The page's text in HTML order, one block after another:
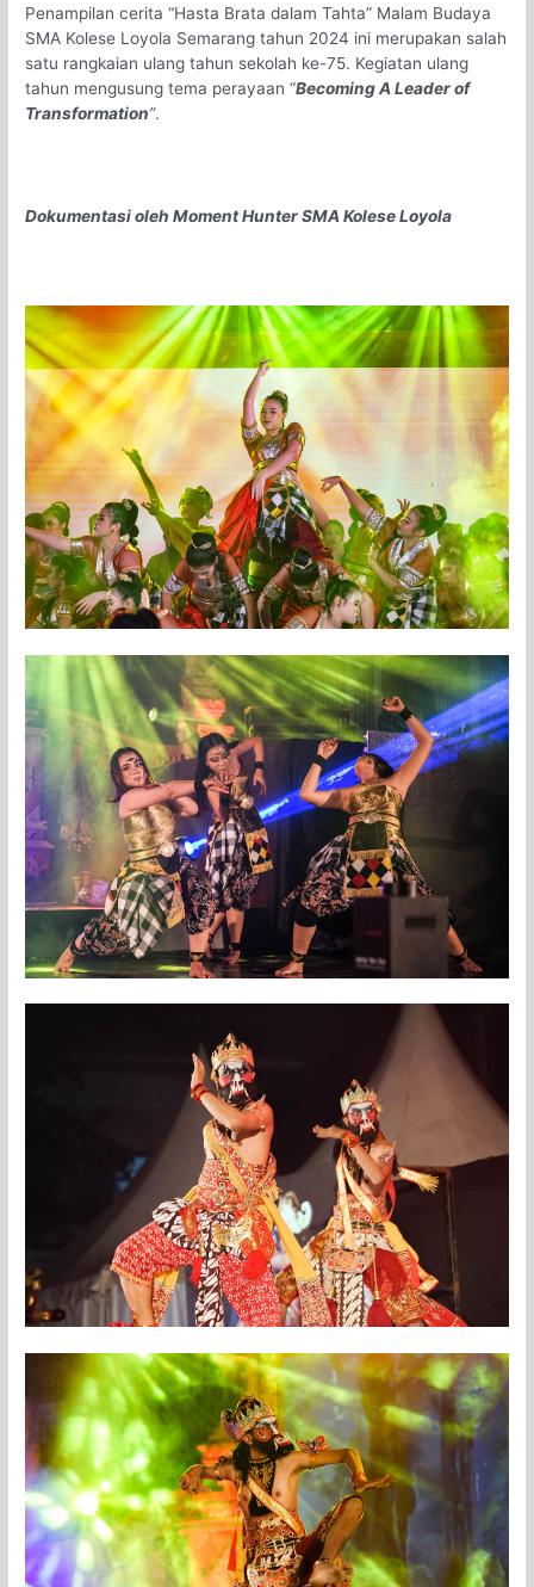
Penampilan cerita “Hasta Brata dalam Tahta” Malam Budaya
SMA Kolese Loyola Semarang tahun 2024 ini merupakan salah
satu rangkaian ulang tahun sekolah ke-75. Kegiatan ulang
tahun mengusung tema perayaan “Becoming A Leader of
Transformation”.
Dokumentasi oleh Moment Hunter SMA Kolese Loyola